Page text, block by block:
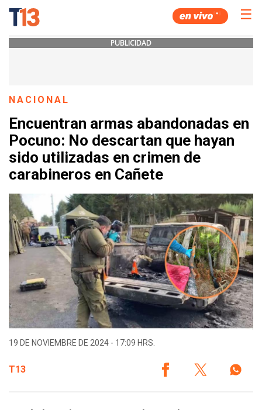
☰
PUBLICIDAD
NACIONAL
Encuentran armas abandonadas en
Pocuno: No descartan que hayan
sido utilizadas en crimen de
carabineros en Cañete
19 DE NOVIEMBRE DE 2024 - 17:09 HRS.
T13